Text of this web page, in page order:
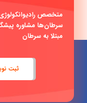
متخصص
سرطان‌ها مشاوره
مبتلا به سرطان
ثبت